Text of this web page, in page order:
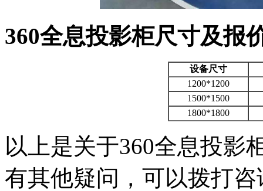
360全息投影柜尺寸及报
设备尺寸
1200*1200
1500*1500
1800*1800
以上是关于360全息投影
有其他疑问，可以拨打咨